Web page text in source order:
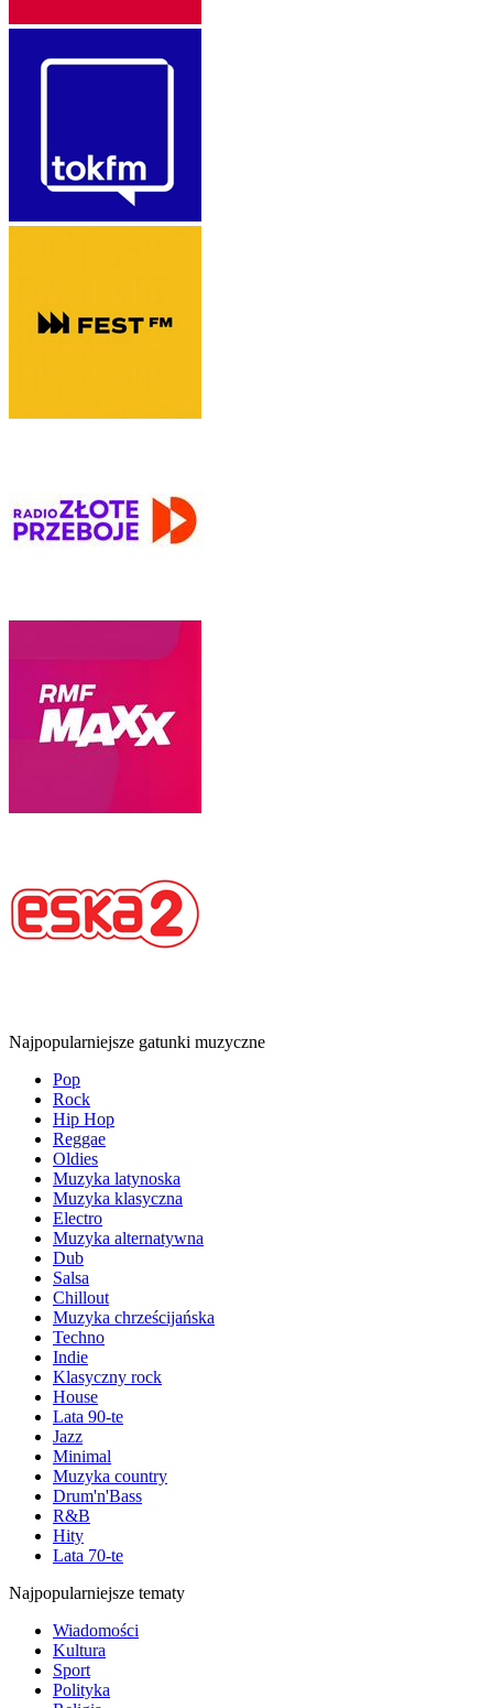
Najpopularniejsze gatunki muzyczne
Pop
Rock
Hip Hop
Reggae
Oldies
Muzyka latynoska
Muzyka klasyczna
Electro
Muzyka alternatywna
Dub
Salsa
Chillout
Muzyka chrześcijańska
Techno
Indie
Klasyczny rock
House
Lata 90-te
Jazz
Minimal
Muzyka country
Drum'n'Bass
R&B
Hity
Lata 70-te
Najpopularniejsze tematy
Wiadomości
Kultura
Sport
Polityka